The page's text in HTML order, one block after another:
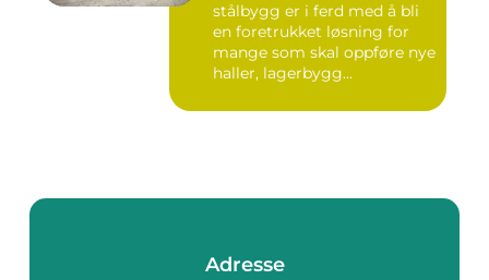
stålbygg er i ferd med å bli
en foretrukket løsning for
mange som skal oppføre nye
haller, lagerbygg...
Adresse